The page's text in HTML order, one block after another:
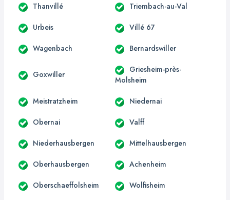
Thanvillé Triembach-au-Val
Urbeis Villé 67
Wagenbach Bernardswiller
Goxwiller
Griesheim-près-
Molsheim
Meistratzheim Niedernai
Obernai Valff
Niederhausbergen Mittelhausbergen
Oberhausbergen Achenheim
Oberschaeffolsheim Wolfisheim